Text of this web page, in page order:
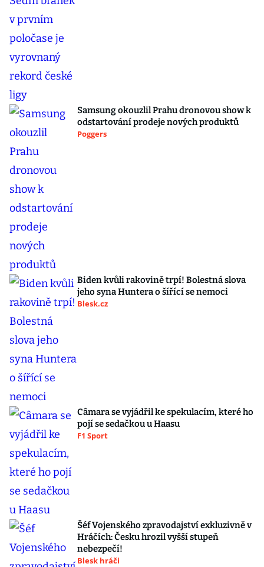
Samsung okouzlil Prahu dronovou show k
odstartování prodeje nových produktů
Poggers
Biden kvůli rakovině trpí! Bolestná slova
jeho syna Huntera o šířící se nemoci
Blesk.cz
Câmara se vyjádřil ke spekulacím, které ho
pojí se sedačkou u Haasu
F1 Sport
Šéf Vojenského zpravodajství exkluzivně v
Hráčích: Česku hrozil vyšší stupeň
nebezpečí!
Blesk hráči